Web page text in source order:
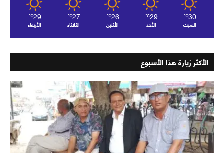
30
℃
السبت
29
℃
الأحد
26
℃
الأثنين
27
℃
الثلاثاء
29
℃
الأربعاء
الأكثر زيارة هذا الأسبوع